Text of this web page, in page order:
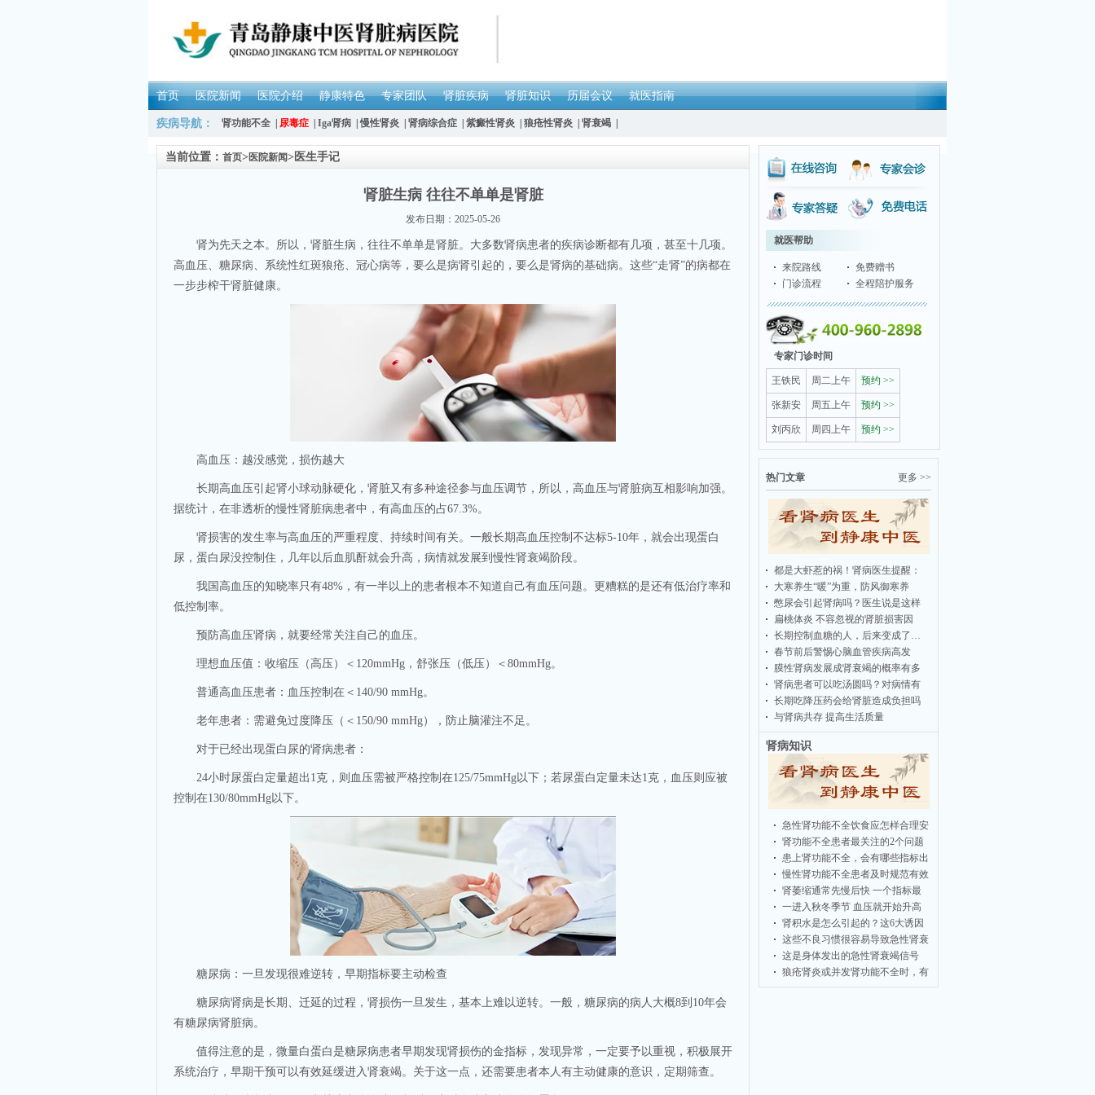
首页 医院新闻 医院介绍 静康特色 专家团队 肾脏疾病 肾脏知识 历届会议 就医指南
疾病导航： 肾功能不全 尿毒症 Iga肾病 |慢性肾炎 肾病综合症 紫癜性肾炎 狼疮性肾炎 肾衰竭
当前位置： 首页>医院新闻>医生手记
肾脏生病 往往不单单是肾脏
发布日期：2025-05-26
肾为先天之本。所以，肾脏生病，往往不单单是肾脏。大多数肾病患者的疾病诊断都有几项，甚至十几项。
高血压、糖尿病、系统性红斑狼疮、冠心病等，要么是病肾引起的，要么是肾病的基础病。这些“走肾”的病都在
一步步榨干肾脏健康。
高血压：越没感觉，损伤越大
长期高血压引起肾小球动脉硬化，肾脏又有多种途径参与血压调节，所以，高血压与肾脏病互相影响加强。
据统计，在非透析的慢性肾脏病患者中，有高血压的占67.3%。
肾损害的发生率与高血压的严重程度、持续时间有关。一般长期高血压控制不达标5-10年，就会出现蛋白
尿，蛋白尿没控制住，几年以后血肌酐就会升高，病情就发展到慢性肾衰竭阶段。
我国高血压的知晓率只有48%，有一半以上的患者根本不知道自己有血压问题。更糟糕的是还有低治疗率和
低控制率。
预防高血压肾病，就要经常关注自己的血压。
理想血压值：收缩压（高压）＜120mmHg，舒张压（低压）＜80mmHg。
普通高血压患者：血压控制在＜140/90 mmHg。
老年患者：需避免过度降压（＜150/90 mmHg），防止脑灌注不足。
对于已经出现蛋白尿的肾病患者：
24小时尿蛋白定量超出1克，则血压需被严格控制在125/75mmHg以下；若尿蛋白定量未达1克，血压则应被
控制在130/80mmHg以下。
糖尿病：一旦发现很难逆转，早期指标要主动检查
糖尿病肾病是长期、迁延的过程，肾损伤一旦发生，基本上难以逆转。一般，糖尿病的病人大概8到10年会
有糖尿病肾脏病。
值得注意的是，微量白蛋白是糖尿病患者早期发现肾损伤的金指标，发现异常，一定要予以重视，积极展开
系统治疗，早期干预可以有效延缓进入肾衰竭。关于这一点，还需要患者本人有主动健康的意识，定期筛查。
就医帮助
来院路线
免费赠书
门诊流程
全程陪护服务
专家门诊时间
王铁民 周二上午 预约 >>
张新安 周五上午 预约 >>
刘丙欣 周四上午 预约 >>
热门文章 更多 >>
都是大虾惹的祸！肾病医生提醒：
大寒养生“暖”为重，防风御寒养
憋尿会引起肾病吗？医生说是这样
扁桃体炎 不容忽视的肾脏损害因
长期控制血糖的人，后来变成了…
春节前后警惕心脑血管疾病高发
膜性肾病发展成肾衰竭的概率有多
肾病患者可以吃汤圆吗？对病情有
长期吃降压药会给肾脏造成负担吗
与肾病共存 提高生活质量
肾病知识
急性肾功能不全饮食应怎样合理安
肾功能不全患者最关注的2个问题
患上肾功能不全，会有哪些指标出
慢性肾功能不全患者及时规范有效
肾萎缩通常先慢后快 一个指标最
一进入秋冬季节 血压就开始升高
肾积水是怎么引起的？这6大诱因
这些不良习惯很容易导致急性肾衰
这是身体发出的急性肾衰竭信号
狼疮肾炎或并发肾功能不全时，有